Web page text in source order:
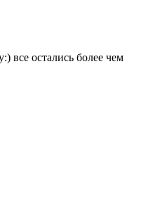
все остались более чем